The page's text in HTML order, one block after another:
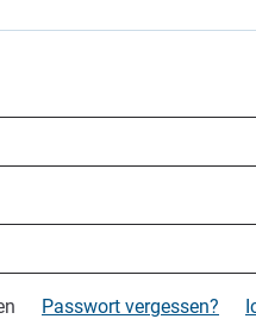
Passwort vergessen?